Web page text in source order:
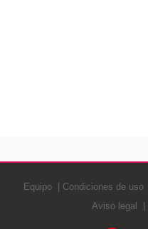
Equipo Condiciones de uso
Aviso legal